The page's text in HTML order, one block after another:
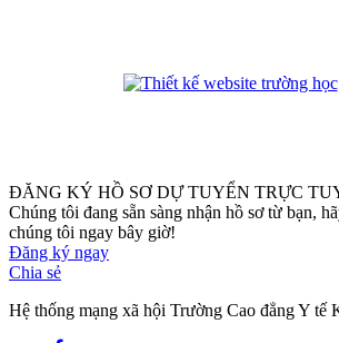
ĐĂNG KÝ HỒ SƠ DỰ TUYỂN TRỰC
Chúng tôi đang sẵn sàng nhận hồ sơ từ bạn,
chúng tôi ngay bây giờ!
Đăng ký ngay
Chia sẻ
Hệ thống mạng xã hội Trường Cao đẳng Y tế